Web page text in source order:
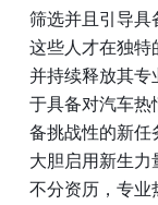
筛选并且引导具
这些人才在独特
并持续释放其专
于具备对汽车热
备挑战性的新任
大胆启用新生力
不分资历，专业